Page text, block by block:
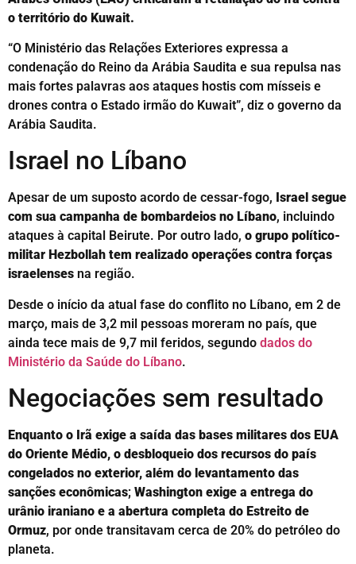
o território do Kuwait.
“O Ministério das Relações Exteriores expressa a
condenação do Reino da Arábia Saudita e sua repulsa nas
mais fortes palavras aos ataques hostis com mísseis e
drones contra o Estado irmão do Kuwait”, diz o governo da
Arábia Saudita.
Israel no Líbano
Apesar de um suposto acordo de cessar-fogo, Israel segue
com sua campanha de bombardeios no Líbano, incluindo
ataques à capital Beirute. Por outro lado, o grupo político-
militar Hezbollah tem realizado operações contra forças
israelenses na região.
Desde o início da atual fase do conflito no Líbano, em 2 de
março, mais de 3,2 mil pessoas moreram no país, que
ainda tece mais de 9,7 mil feridos, segundo dados do
Ministério da Saúde do Líbano.
Negociações sem resultado
Enquanto o Irã exige a saída das bases militares dos EUA
do Oriente Médio, o desbloqueio dos recursos do país
congelados no exterior, além do levantamento das
sanções econômicas; Washington exige a entrega do
urânio iraniano e a abertura completa do Estreito de
Ormuz, por onde transitavam cerca de 20% do petróleo do
planeta.